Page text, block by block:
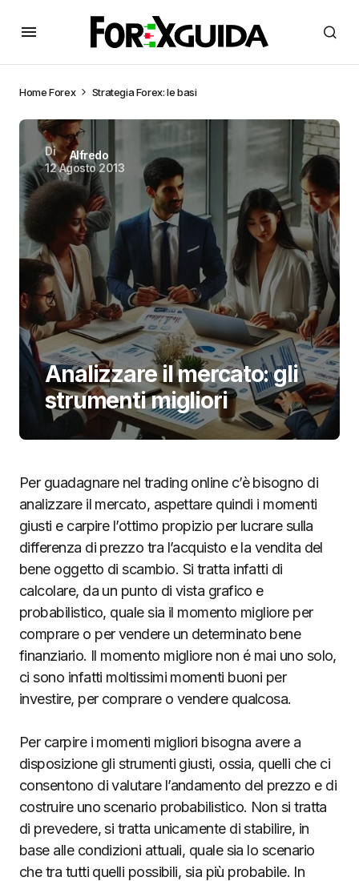
HomeForex Strategia Forex: le basi
Di
Alfredo
12 Agosto 2013
Analizzare il mercato: gli
strumenti migliori
Per guadagnare nel trading online c’è bisogno di
analizzare il mercato, aspettare quindi i momenti
giusti e carpire l’ottimo propizio per lucrare sulla
differenza di prezzo tra l’acquisto e la vendita del
bene oggetto di scambio. Si tratta infatti di
calcolare, da un punto di vista grafico e
probabilistico, quale sia il momento migliore per
comprare o per vendere un determinato bene
finanziario. Il momento migliore non é mai uno solo,
ci sono infatti moltissimi momenti buoni per
investire, per comprare o vendere qualcosa.
Per carpire i momenti migliori bisogna avere a
disposizione gli strumenti giusti, ossia, quelli che ci
consentono di valutare l’andamento del prezzo e di
costruire uno scenario probabilistico. Non si tratta
di prevedere, si tratta unicamente di stabilire, in
base alle condizioni attuali, quale sia lo scenario
che tra tutti quelli possibili, sia più probabile. In